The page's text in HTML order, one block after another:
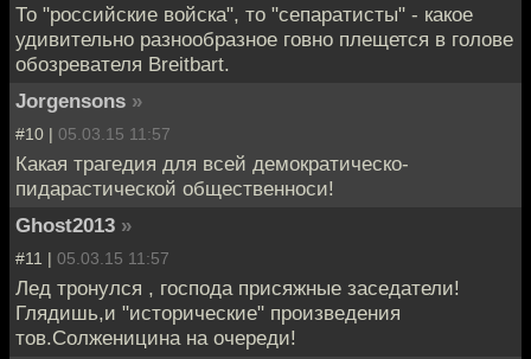
То "российские войска", то "сепаратисты" - какое
удивительно разнообразное говно плещется в голове
обозревателя Breitbart.
Jorgensons »
#10 | 05.03.15 11:57
Какая трагедия для всей демократическо-
пидарастической общественноси!
Ghost2013 »
#11 | 05.03.15 11:57
Лед тронулся , господа присяжные заседатели!
Глядишь,и "исторические" произведения
тов.Солженицина на очереди!